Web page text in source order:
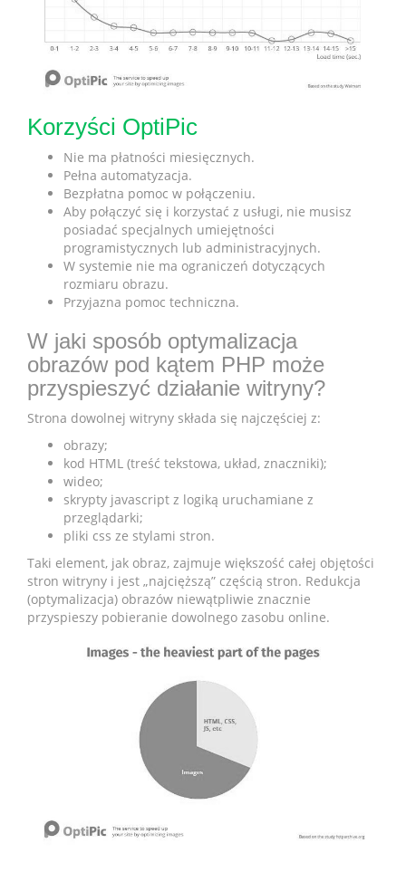
Korzyści OptiPic
Nie ma płatności miesięcznych.
Pełna automatyzacja.
Bezpłatna pomoc w połączeniu.
Aby połączyć się i korzystać z usługi, nie musisz
posiadać specjalnych umiejętności
programistycznych lub administracyjnych.
W systemie nie ma ograniczeń dotyczących
rozmiaru obrazu.
Przyjazna pomoc techniczna.
W jaki sposób optymalizacja
obrazów pod kątem PHP może
przyspieszyć działanie witryny?
Strona dowolnej witryny składa się najczęściej z:
obrazy;
kod HTML (treść tekstowa, układ, znaczniki);
wideo;
skrypty javascript z logiką uruchamiane z
przeglądarki;
pliki css ze stylami stron.
Taki element, jak obraz, zajmuje większość całej objętości
stron witryny i jest „najcięższą” częścią stron. Redukcja
(optymalizacja) obrazów niewątpliwie znacznie
przyspieszy pobieranie dowolnego zasobu online.